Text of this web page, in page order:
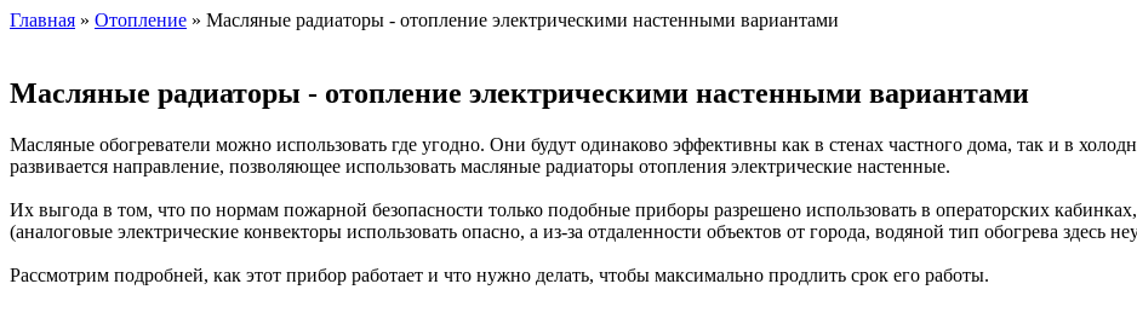
Главная » Отопление » Масляные радиаторы - отопление электрическими настенными вариантами
Масляные радиаторы - отопление электрическими настенными вариантами
Масляные обогреватели можно использовать где угодно. Они будут одинаково эффективны как в стенах частного дома, так и в
развивается направление, позволяющее использовать масляные радиаторы отопления электрические настенные.
Их выгода в том, что по нормам пожарной безопасности только подобные приборы разрешено использовать в операторских
(аналоговые электрические конвекторы использовать опасно, а из-за отдаленности объектов от города, водяной тип обогрева здесь
Рассмотрим подробней, как этот прибор работает и что нужно делать, чтобы максимально продлить срок его работы.